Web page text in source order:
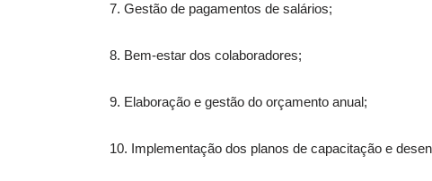
7. Gestão de pagamentos de salários;
8. Bem-estar dos colaboradores;
9. Elaboração e gestão do orçamento anual;
10. Implementação dos planos de capacitação e